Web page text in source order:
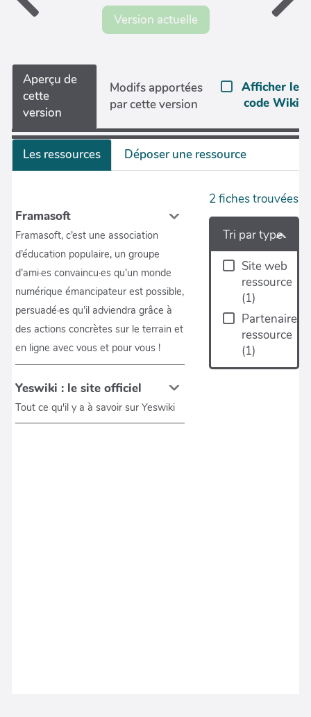
Version actuelle
Aperçu de
cette
version
Modifs apportées
par cette version
Afficher le
code Wiki